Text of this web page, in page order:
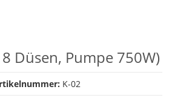
Düsen, Pumpe 750W)
K-02